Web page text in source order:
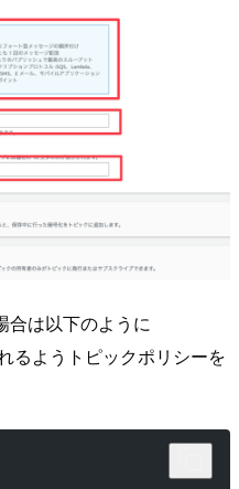
合は以下のように
るようトピックポリシーを